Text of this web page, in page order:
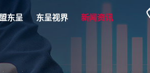
东呈 东呈视界 新闻资讯